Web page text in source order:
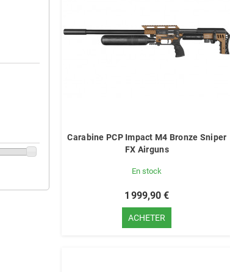
Carabine PCP Impact M4 Bronze Sniper
FX Airguns
En stock
1 999,90 €
ACHETER